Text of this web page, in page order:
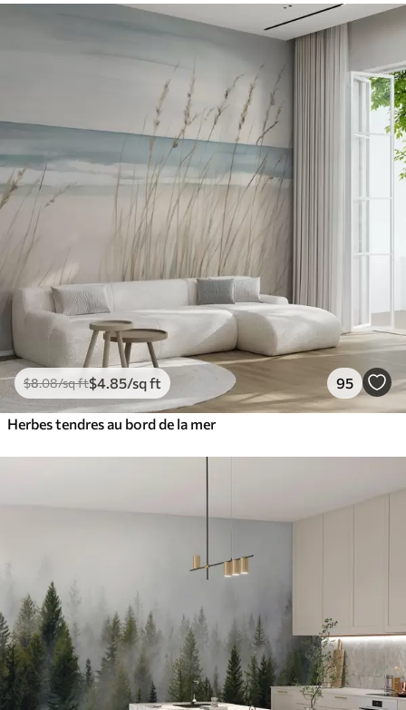
$8.08/sq ft$4 .85/sq ft 95
Herbes tendres au bord de la mer